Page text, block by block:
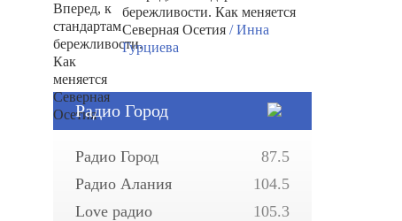
бережливости. Как меняется
Северная Осетия/ Инна
Гурциева
Радио Город
Радио Город
87.5
Радио Алания
104.5
Love радио
105.3